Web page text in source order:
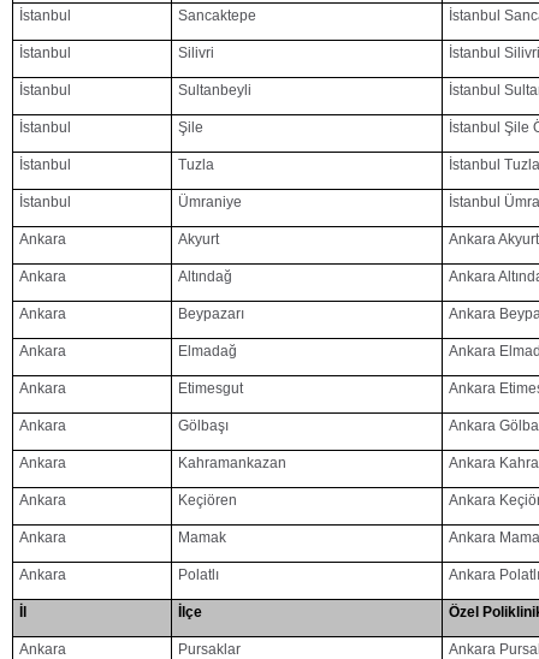
İstanbul Sancaktepe İstanbul
İstanbul Silivri İstanbul
İstanbul Sultanbeyli İstanbul
İstanbul Şile İstanbul Şile
İstanbul Tuzla İstanbul
İstanbul Ümraniye İstanbul
Ankara Akyurt Ankara
Ankara Altındağ Ankara
Ankara Beypazarı Ankara
Ankara Elmadağ Ankara
Ankara Etimesgut Ankara
Ankara Gölbaşı Ankara
Ankara Kahramankazan Ankara
Ankara Keçiören Ankara
Ankara Mamak Ankara
Ankara Polatlı Ankara
İlçe Özel
Ankara Pursaklar Ankara